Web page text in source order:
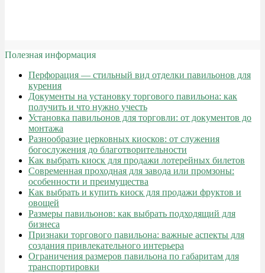
Полезная информация
Перфорация — стильный вид отделки павильонов для
курения
Документы на установку торгового павильона: как
получить и что нужно учесть
Установка павильонов для торговли: от документов до
монтажа
Разнообразие церковных киосков: от служения
богослужения до благотворительности
Как выбрать киоск для продажи лотерейных билетов
Современная проходная для завода или промзоны:
особенности и преимущества
Как выбрать и купить киоск для продажи фруктов и
овощей
Размеры павильонов: как выбрать подходящий для
бизнеса
Признаки торгового павильона: важные аспекты для
создания привлекательного интерьера
Ограничения размеров павильона по габаритам для
транспортировки